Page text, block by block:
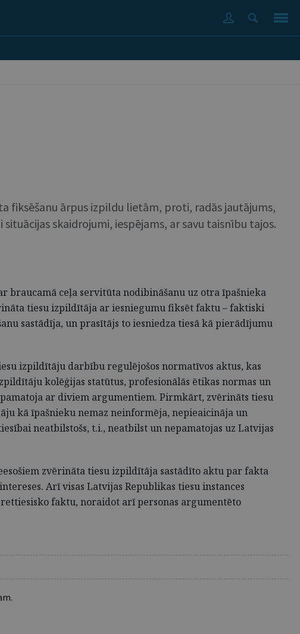
fiksēšanu ārpus izpildu lietām, proti, radās jautājums,
skaidrojumi, iespējams, ar savu taisnību tajos.
braucamā ceļa servitūta nodibināšanu uz otra īpašnieka
tiesu izpildītāja ar iesniegumu fiksēt faktu – faktiski
sastādīja, un prasītājs to iesniedza tiesā kā pierādījumu
izpildītāju darbību regulējošos normatīvos aktus, kas
kolēģijas statūtus, profesionālās ētikas normas un
ar diviem argumentiem. Pirmkārt, zvērināts tiesu
kā īpašnieku nemaz neinformēja, nepieaicināja un
neatbilstošs, t.i., neatbilst un nepamatojas uz Latvijas
zvērināta tiesu izpildītāja sastādīto aktu par fakta
Arī visas Latvijas Republikas tiesu instances
faktu, noraidot arī personas argumentēto